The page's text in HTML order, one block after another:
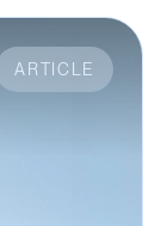
ARTICLE